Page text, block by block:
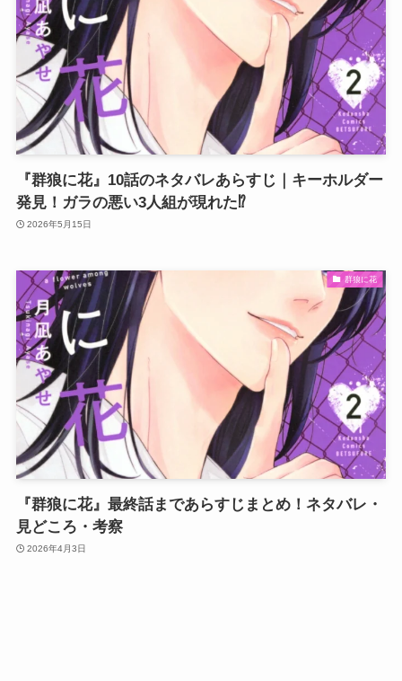
『群狼に花』10話のネタバレあらすじ｜キーホルダー
発見！ガラの悪い3人組が現れた⁉
2026年5月15日
群狼に花
『群狼に花』最終話まであらすじまとめ！ネタバレ・
見どころ・考察
2026年4月3日